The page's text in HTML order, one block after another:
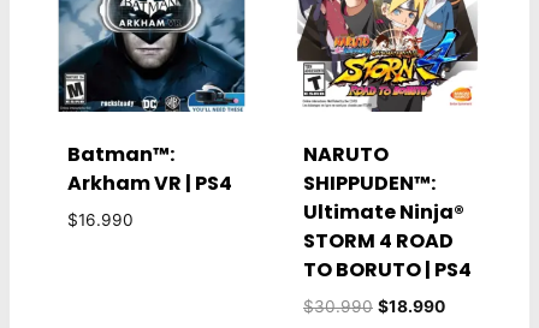
Batman™:
Arkham VR | PS4
$16.990
NARUTO
SHIPPUDEN™:
Ultimate Ninja®
STORM 4 ROAD
TO BORUTO | PS4
$30.990 El
$18.990El